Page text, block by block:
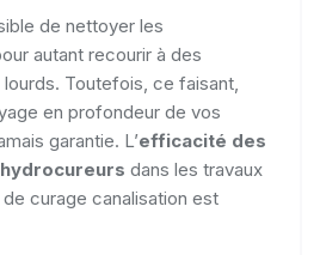
de nettoyer les
autant recourir à des
Toutefois, ce faisant,
en profondeur de vos
garantie. L’efficacité des
dans les travaux
curage canalisation est